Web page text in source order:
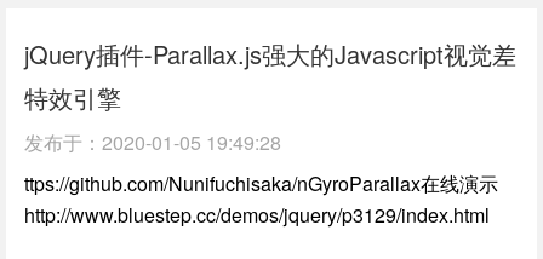
jQuery插件-Parallax.js强大的Javascript视觉差
特效引擎
发布于： 2020-01-05 19:49:28
ttps://github.com/Nunifuchisaka/nGyroParallax在线演示
http://www.bluestep.cc/demos/jquery/p3129/index.html